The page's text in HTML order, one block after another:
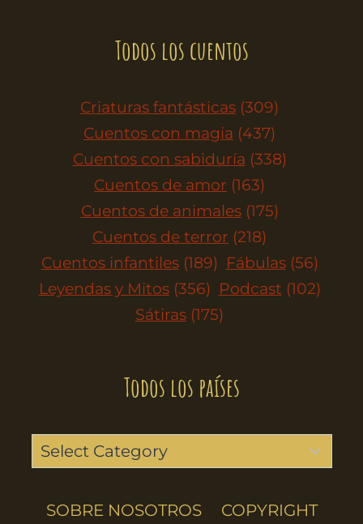
Todos los cuentos
Criaturas fantásticas (309)
Cuentos con magia (437)
Cuentos con sabiduría (338)
Cuentos de amor (163)
Cuentos de animales (175)
Cuentos de terror (218)
Cuentos infantiles (189) Fábulas (56)
Leyendas y Mitos (356) Podcast (102)
Sátiras (175)
Todos los países
SOBRE NOSOTROS COPYRIGHT